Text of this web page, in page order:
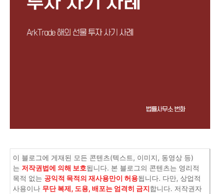
이 블로그에 게재된 모든 콘텐츠(텍스트, 이미지, 동영상 등)
는 저작권법에 의해 보호됩니다. 본 블로그의 콘텐츠는 영리적
목적 없는 공익적 목적의 재사용만이 허용됩니다. 다만, 상업적
사용이나 무단 복제, 도용, 배포는 엄격히 금지합니다. 저작권자